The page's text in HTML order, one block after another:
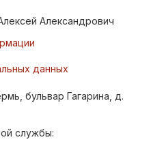
Александрович
данных
бульвар Гагарина, д.
службы: